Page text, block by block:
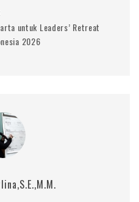
untuk Leaders’ Retreat
2026